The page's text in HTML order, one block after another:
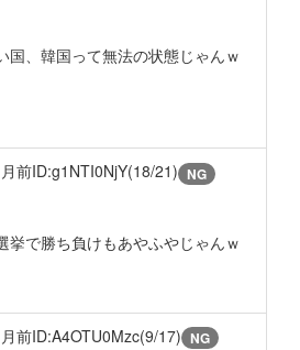
国、韓国って無法の状態じゃんｗ
前ID:g1NTI0NjY(18/21) NG
挙で勝ち負けもあやふやじゃんｗ
前ID:A4OTU0Mzc(9/17) NG